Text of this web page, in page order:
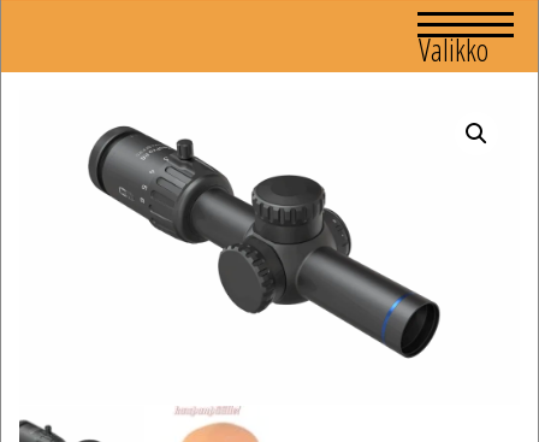
Valikko